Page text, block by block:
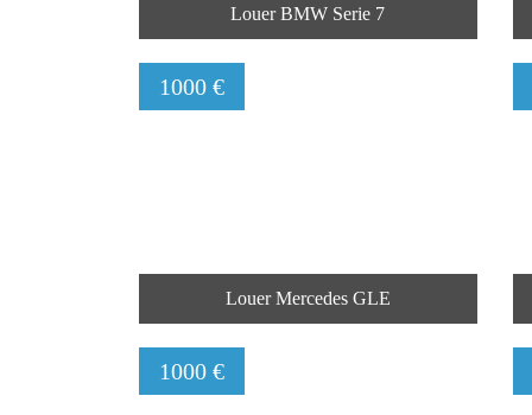
Louer BMW Serie 7
1000 €
Louer Mercedes GLE
1000 €